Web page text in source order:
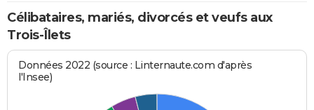
Célibataires, mariés, divorcés et veufs aux
Trois-Îlets
Données 2022 (source : Linternaute.com d'après
l'Insee)